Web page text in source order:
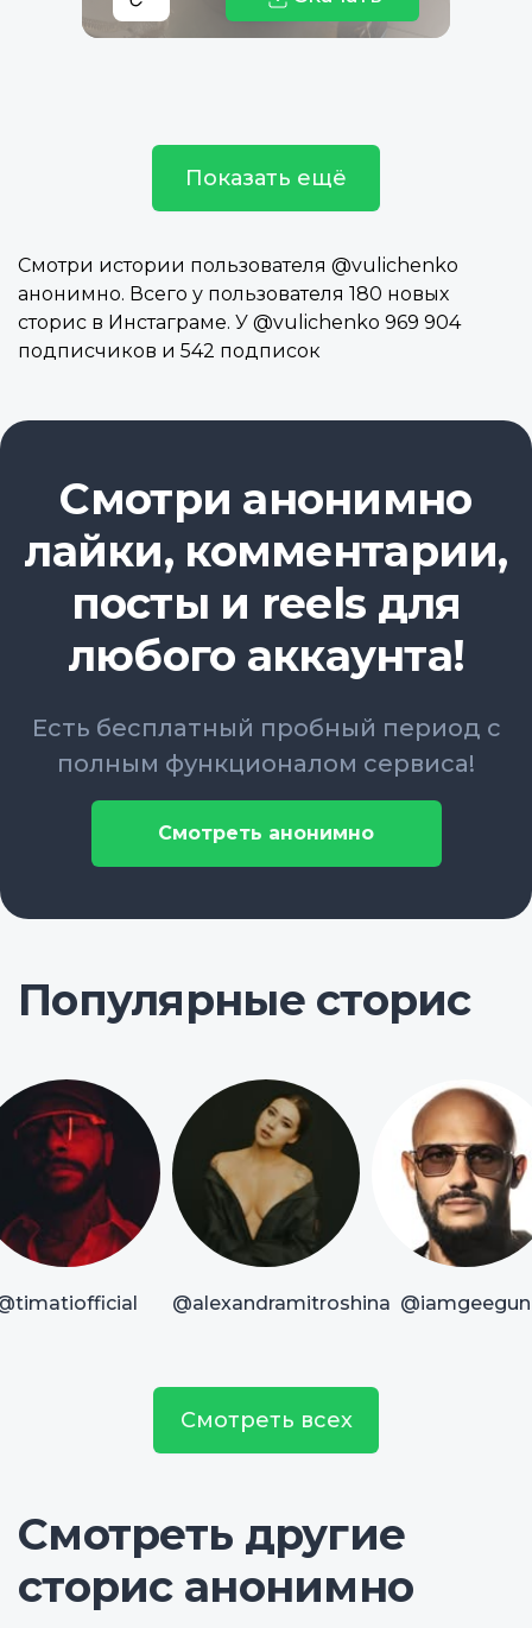
Показать ещё
Смотри истории пользователя @vulichenko
анонимно. Всего у пользователя 180 новых
сторис в Инстаграме. У @vulichenko 969 904
подписчиков и 542 подписок
Смотри анонимно
лайки, комментарии,
посты и reels для
любого аккаунта!
Есть бесплатный пробный период с
полным функционалом сервиса!
Смотреть анонимно
Популярные сторис
@alexandramitroshina @iamgeegun
Смотреть всех
Смотреть другие
сторис анонимно